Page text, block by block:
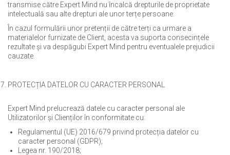
transmise către Expert Mind nu încalcă drepturile de proprietate
intelectuală sau alte drepturi ale unor terțe persoane.
În cazul formulării unor pretenții de către terți ca urmare a
materialelor furnizate de Client, acesta va suporta consecințele
rezultate și va despăgubi Expert Mind pentru eventualele prejudicii
cauzate.
PROTECȚIA DATELOR CU CARACTER PERSONAL
Expert Mind prelucrează datele cu caracter personal ale
Utilizatorilor și Clienților în conformitate cu:
Regulamentul (UE) 2016/679 privind protecția datelor cu
caracter personal (GDPR);
Legea nr. 190/2018;